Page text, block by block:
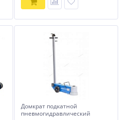
Домкрат подкатной
пневмогидравлический